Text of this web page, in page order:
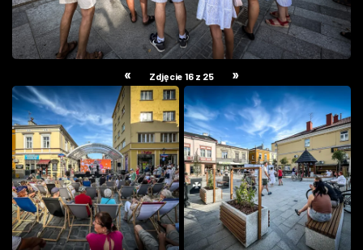
« Zdjęcie 16 z 25 »